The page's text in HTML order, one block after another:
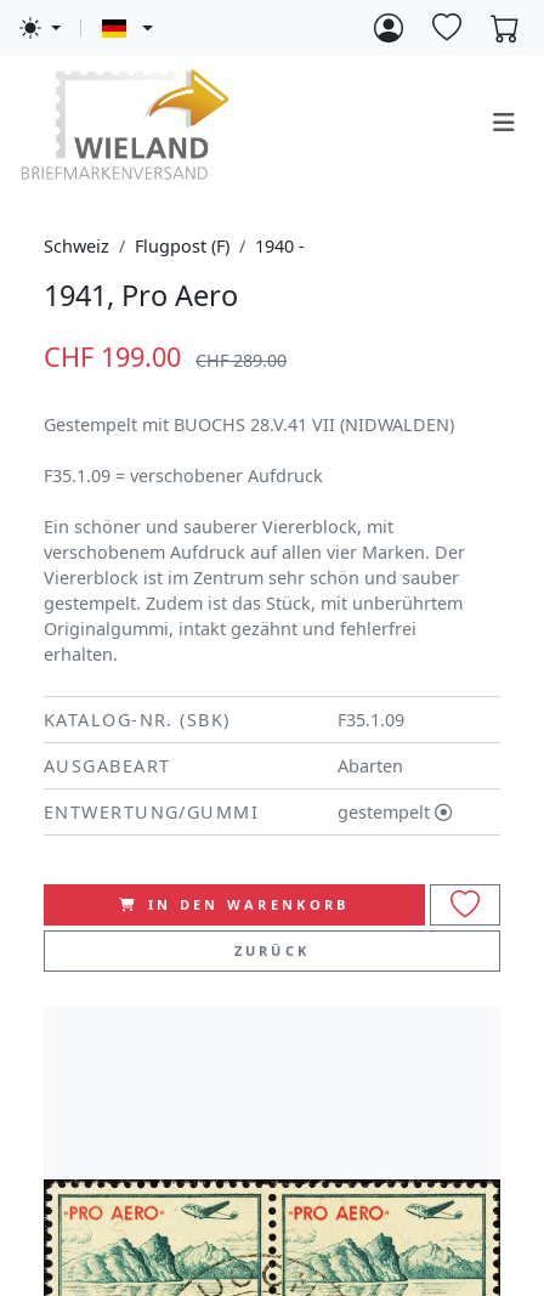
Schweiz Flugpost (F) 1940 -
1941, Pro Aero
CHF 199.00 CHF 289.00
Gestempelt mit BUOCHS 28.V.41 VII (NIDWALDEN)
F35.1.09 = verschobener Aufdruck
Ein schöner und sauberer Viererblock, mit
verschobenem Aufdruck auf allen vier Marken. Der
Viererblock ist im Zentrum sehr schön und sauber
gestempelt. Zudem ist das Stück, mit unberührtem
Originalgummi, intakt gezähnt und fehlerfrei
erhalten.
KATALOG-NR. (SBK)
F35.1.09
AUSGABEART
Abarten
ENTWERTUNG/GUMMI
gestempelt
IN DEN WARENKORB
ZURÜCK